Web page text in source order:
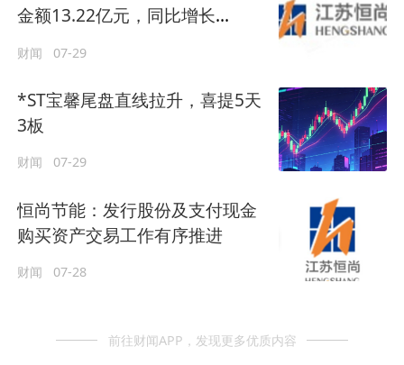
金额13.22亿元，同比增长
财闻 07-29
*ST宝馨尾盘直线拉升，喜提5天
3板
财闻 07-29
恒尚节能：发行股份及支付现金
购买资产交易工作有序推进
财闻 07-28
前往财闻APP，发现更多优质内容